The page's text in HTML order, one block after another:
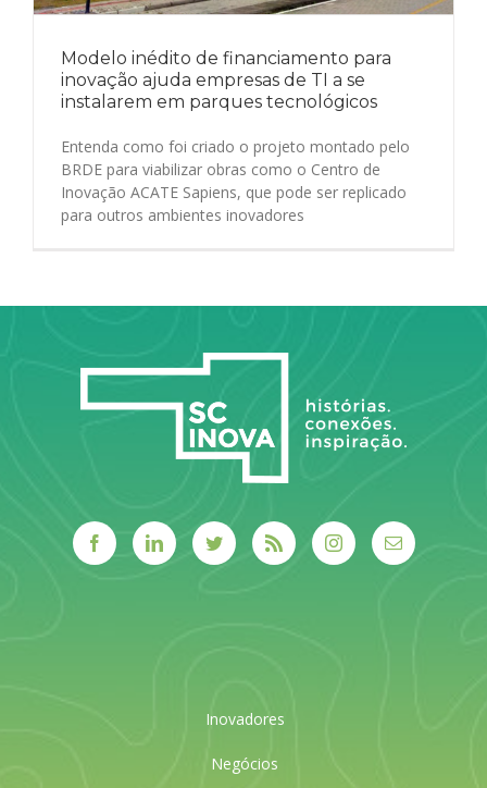
Modelo inédito de financiamento para
inovação ajuda empresas de TI a se
instalarem em parques tecnológicos
Entenda como foi criado o projeto montado pelo
BRDE para viabilizar obras como o Centro de
Inovação ACATE Sapiens, que pode ser replicado
para outros ambientes inovadores
Inovadores
Negócios